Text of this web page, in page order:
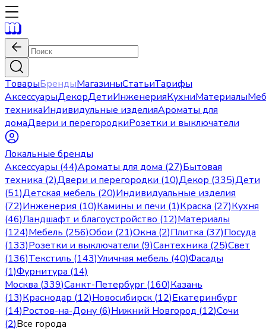
ТоварыБрендыМагазиныСтатьиТарифы
АксессуарыДекорДетиИнженерияКухниМатериалы
техникаИндивидульные изделияАроматы для
домаДвери и перегородкиРозетки и выключатели
Локальные бренды
Аксессуары (44)Ароматы для дома (27)Бытовая
техника (2)Двери и перегородки (10)Декор (335)Дети
(51)Детская мебель (20)Индивидуальные изделия
(72)Инженерия (10)Камины и печи (1)Краска (27)Кухня
(46)Ландшафт и благоустройство (12)Материалы
(124)Мебель (256)Обои (21)Окна (2)Плитка (37)Посуда
(133)Розетки и выключатели (9)Сантехника (25)Свет
(136)Текстиль (143)Уличная мебель (40)Фасады
(1)Фурнитура (14)
Москва (339)Санкт-Петербург(160)Казань
(13)Краснодар (12)Новосибирск (12)Екатеринбург
(14)Ростов-на-Дону (6)Нижний Новгород (12)Сочи
(2)Все города